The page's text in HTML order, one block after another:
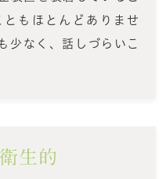
もほとんどありませ
少なく、話しづらいこ
生的